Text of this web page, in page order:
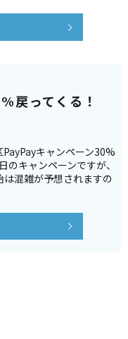
戻ってくる！
キャンペーン30%
キャンペーンですが、
混雑が予想されますの